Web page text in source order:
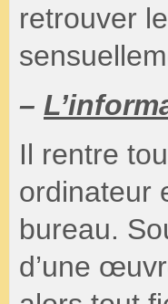
retrouver
–
Il rentre
ordinateur
bureau.
d’une